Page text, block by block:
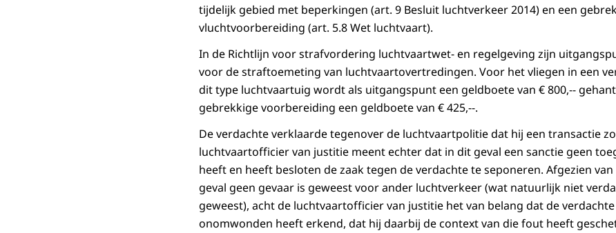
tijdelijk gebied met beperkingen (art. 9 Besluit luchtverkeer 2014) en een
vluchtvoorbereiding (art. 5.8 Wet luchtvaart).
In de Richtlijn voor strafvordering luchtvaartwet- en regelgeving zijn
voor de straftoemeting van luchtvaartovertredingen. Voor het vliegen in een
dit type luchtvaartuig wordt als uitgangspunt een geldboete van € 800,--
gebrekkige voorbereiding een geldboete van € 425,--.
De verdachte verklaarde tegenover de luchtvaartpolitie dat hij een transactie
luchtvaartofficier van justitie meent echter dat in dit geval een sanctie geen
heeft en heeft besloten de zaak tegen de verdachte te seponeren. Afgezien
geval geen gevaar is geweest voor ander luchtverkeer (wat natuurlijk niet
geweest), acht de luchtvaartofficier van justitie het van belang dat de
onomwonden heeft erkend, dat hij daarbij de context van die fout heeft